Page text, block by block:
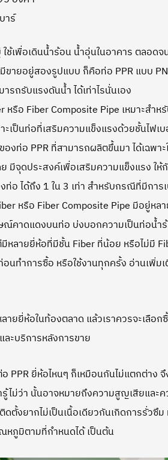
าร์
ใช้เพื่อเดินน้ำร้อน น้ำอุ่นในอาคาร ตลอ
ขายอยู่สองรูปแบบ ก็คือท่อ PPR แบบ
รถรับแรงดันน้ำ ได้เท่าไรนั่นเอง
หรือ Fiber Composite Pipe เหมาะสำห
ะเป็นท่อที่เสริมความแข็งแรงด้วยชั้นไฟเ
งท่อ PPR ที่สามารถผลิตขึ้นมา ได้เฉพาะ
มีจุดประสงค์เพื่อเสริมความแข็งแรง ใ
ท่อ ได้ถึง 1 ใน 3 เท่า สำหรับกรณีที่มีกา
หรือ Fiber Composite Pipe มีอยู่หล
คาดแดงบนท่อ บ่งบอกความเป็นท่อน้ำ
มีหลายยี่ห้อที่มีชั้น Fiber ที่น้อย หรือไม่มี
อนทำการซื้อ หรือใช้งานทุกครั้ง อ่านเพิ่ม
ายยี่ห้อในท้องตลาด แล้วเราควรจะเลือ
ละบริการหลังการขาย
PPR ยี่ห้อไหนๆ ก็เหมือนกันไม่แตกต่าง
ไม่ว่า นั้นอาจหมายถึงความสูญเสียและ
ดตั้งยากไม่เป็นเนื้อเดียวกันเกิดการรั่วซึ
หภูมิตามที่กำหนดได้ เป็นต้น